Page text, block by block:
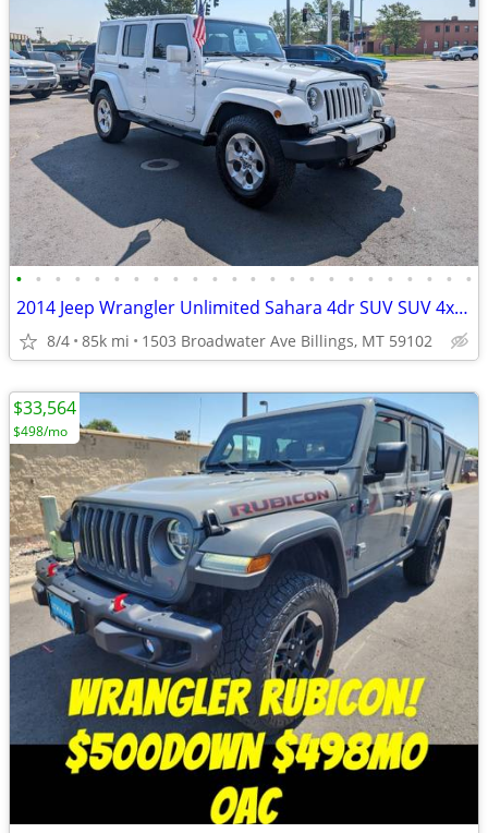
• • • • • • • • • • • • • • • • • • • • • • • •
2014 Jeep Wrangler Unlimited Sahara 4dr SUV SUV 4x4 4WD
8/4 85k mi 1503 Broadwater Ave Billings, MT 59102
$33,564
$498/mo